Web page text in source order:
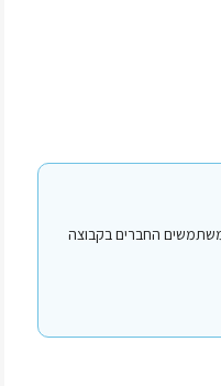
מטעמי פרטיות וגלוי עבור משתמשים החברים בקבוצה